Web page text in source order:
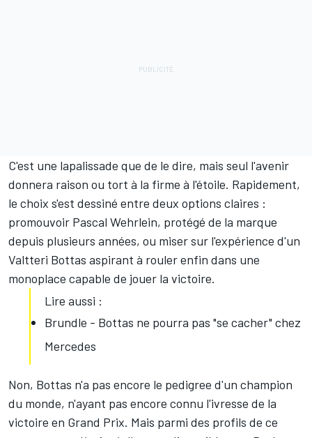
C'est une lapalissade que de le dire, mais seul l'avenir
donnera raison ou tort à la firme à l'étoile. Rapidement,
le choix s'est dessiné entre deux options claires :
promouvoir Pascal Wehrlein, protégé de la marque
depuis plusieurs années, ou miser sur l'expérience d'un
Valtteri Bottas aspirant à rouler enfin dans une
monoplace capable de jouer la victoire.
Lire aussi :
Brundle - Bottas ne pourra pas "se cacher" chez
Mercedes
Non, Bottas n'a pas encore le pedigree d'un champion
du monde, n'ayant pas encore connu l'ivresse de la
victoire en Grand Prix. Mais parmi des profils de ce